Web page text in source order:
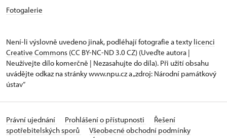
Fotogalerie
Není-li výslovně uvedeno jinak, podléhají fotografie a texty licenci
Creative Commons (CC BY-NC-ND 3.0 CZ) (Uveďte autora |
Neužívejte dílo komerčně | Nezasahujte do díla). Při užití obsahu
uvádějte odkaz na stránky www.npu.cz a „zdroj: Národní památkový
ústav“
Právní ujednání Prohlášení o přístupnosti
Řešení
spotřebitelských sporů
Všeobecné obchodní podmínky